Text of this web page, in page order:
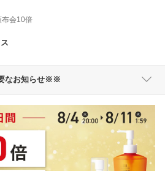
布会10倍
なお知らせ※※